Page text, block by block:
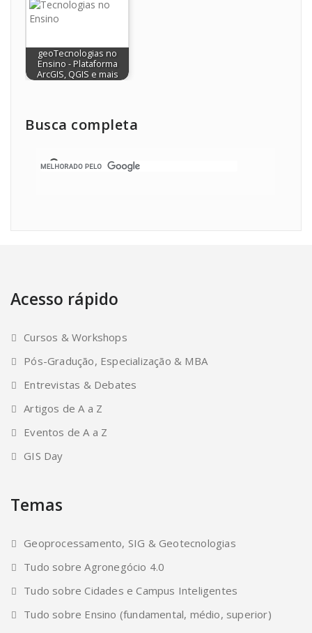
geoTecnologias no
Ensino - Plataforma
ArcGIS, QGIS e mais
Busca completa
Acesso rápido
Cursos & Workshops
Pós-Gradução, Especialização & MBA
Entrevistas & Debates
Artigos de A a Z
Eventos de A a Z
GIS Day
Temas
Geoprocessamento, SIG & Geotecnologias
Tudo sobre Agronegócio 4.0
Tudo sobre Cidades e Campus Inteligentes
Tudo sobre Ensino (fundamental, médio, superior)